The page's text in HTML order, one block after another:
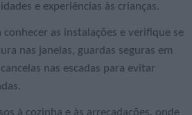
e experiências às crianças.
as instalações e verifique se
nas janelas, guardas seguras em
nas escadas para evitar